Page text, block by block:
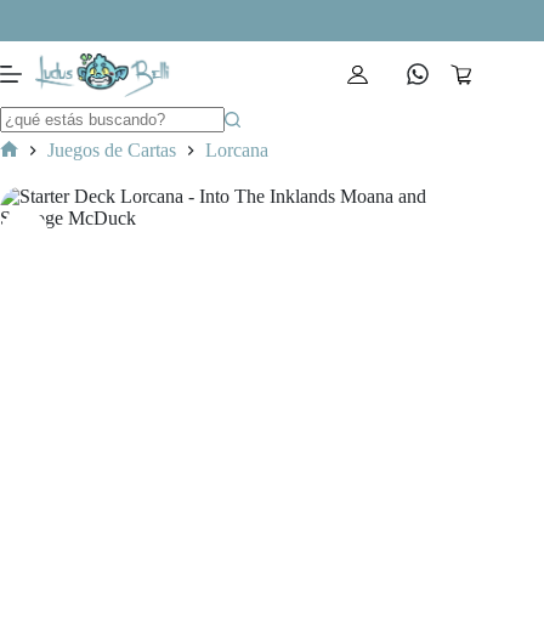
contenido
Carro
Juegos de Cartas Lorcana